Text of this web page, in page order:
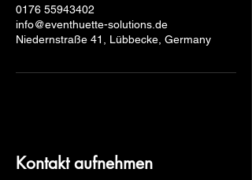
0176 55943402
info@eventhuette-solutions.de
Niedernstraße 41, Lübbecke, Germany
Kontakt aufnehmen